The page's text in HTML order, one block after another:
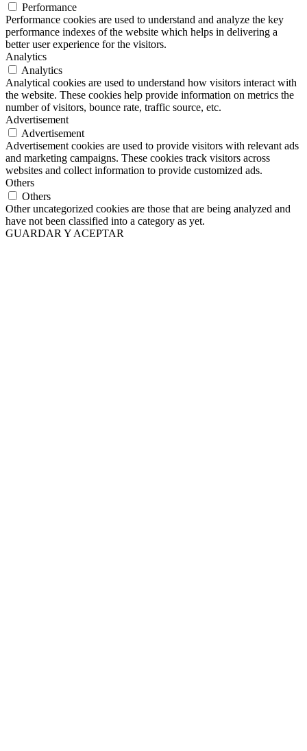
Performance
Performance cookies are used to understand and analyze the key
performance indexes of the website which helps in delivering a
better user experience for the visitors.
Analytics
Analytics
Analytical cookies are used to understand how visitors interact with
the website. These cookies help provide information on metrics the
number of visitors, bounce rate, traffic source, etc.
Advertisement
Advertisement
Advertisement cookies are used to provide visitors with relevant ads
and marketing campaigns. These cookies track visitors across
websites and collect information to provide customized ads.
Others
Others
Other uncategorized cookies are those that are being analyzed and
have not been classified into a category as yet.
GUARDAR Y ACEPTAR